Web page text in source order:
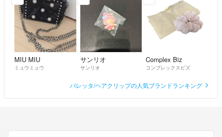
MIU MIU
ミュウミュウ
サンリオ
サンリオ
Complex Biz
コンプレックスビズ
バレッタ/ヘアクリップの人気ブランドランキング